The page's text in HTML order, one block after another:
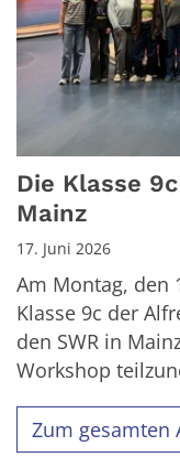
Die Klasse
Mainz
17. Juni 2026
Am Montag, den
Klasse 9c der
den SWR in
Workshop
Zum gesamten